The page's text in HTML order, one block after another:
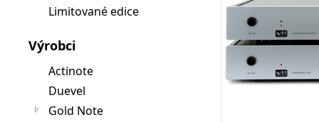
Limitované edice
Výrobci
Actinote
Duevel
Gold Note